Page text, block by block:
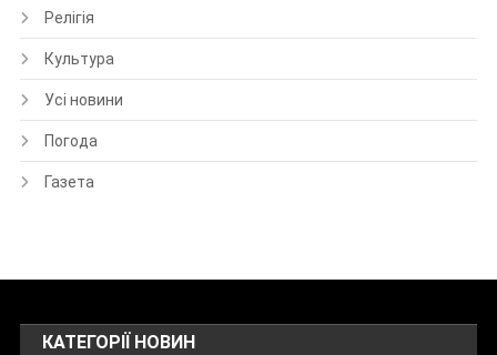
Релігія
Культура
Усі новини
Погода
Газета
КАТЕГОРІЇ НОВИН